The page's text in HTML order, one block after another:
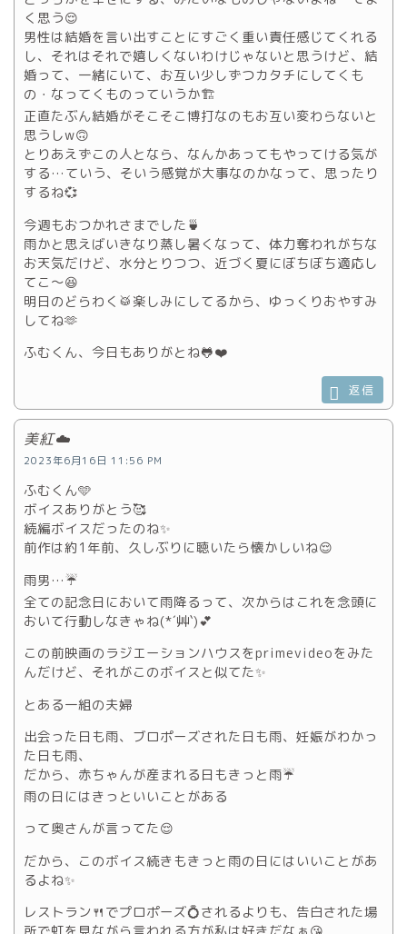
く思う😌
男性は結婚を言い出すことにすごく重い責任感じてくれる
し、それはそれで嬉しくないわけじゃないと思うけど、結
婚って、一緒にいて、お互い少しずつカタチにしてくも
の・なってくものっていうか🏗
正直たぶん結婚がそこそこ博打なのもお互い変わらないと
思うしw🙃
とりあえずこの人となら、なんかあってもやってける気が
する…ていう、そいう感覚が大事なのかなって、思ったり
するね💞
今週もおつかれさまでした🍵
雨かと思えばいきなり蒸し暑くなって、体力奪われがちな
お天気だけど、水分とりつつ、近づく夏にぼちぼち適応し
てこ～😆
明日のどらわく🥁楽しみにしてるから、ゆっくりおやすみ
してね🫶
ふむくん、今日もありがとね🐸❤️
返信
美紅☁️
2023年6月16日 11:56 PM
ふむくん🩵
ボイスありがとう🥰
続編ボイスだったのね✨
前作は約1年前、久しぶりに聴いたら懐かしいね😌
雨男…☔️
全ての記念日において雨降るって、次からはこれを念頭に
おいて行動しなきゃね(*´艸`)💕
この前映画のラジエーションハウスをprimevideoをみた
んだけど、それがこのボイスと似てた✨
とある一組の夫婦
出会った日も雨、ブロポーズされた日も雨、妊娠がわかっ
た日も雨、
だから、赤ちゃんが産まれる日もきっと雨☔️
雨の日にはきっといいことがある
って奥さんが言ってた😌
だから、このボイス続きもきっと雨の日にはいいことがあ
るよね✨
レストラン🍴でプロポーズ💍されるよりも、告白された場